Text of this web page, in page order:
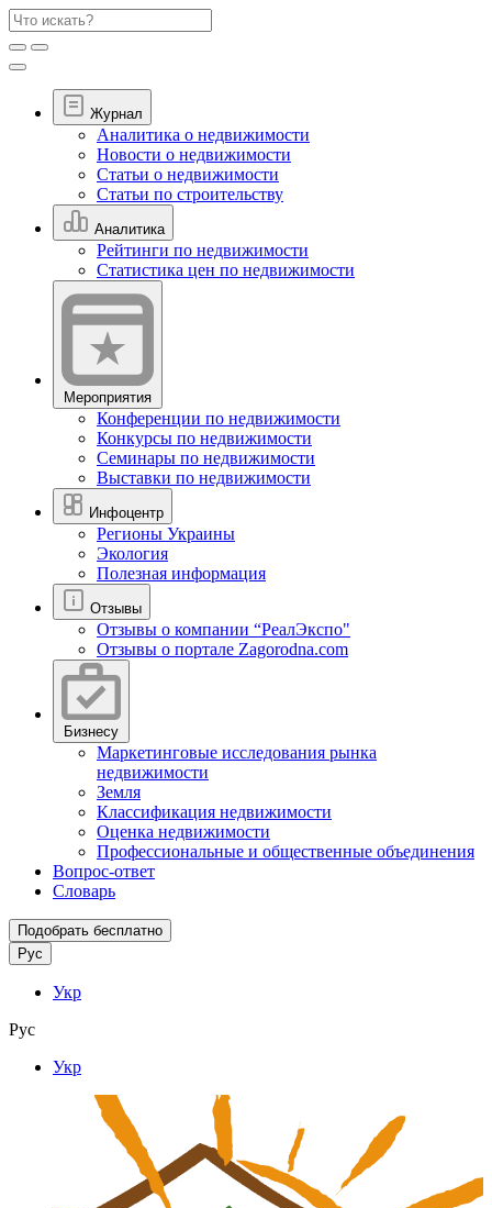
Журнал
Аналитика о недвижимости
Новости о недвижимости
Статьи о недвижимости
Статьи по строительству
Аналитика
Рейтинги по недвижимости
Статистика цен по недвижимости
Мероприятия
Конференции по недвижимости
Конкурсы по недвижимости
Семинары по недвижимости
Выставки по недвижимости
Инфоцентр
Регионы Украины
Экология
Полезная информация
Отзывы
Отзывы о компании “РеалЭкспо"
Отзывы о портале Zagorodna.com
Бизнесу
Маркетинговые исследования рынка
недвижимости
Земля
Классификация недвижимости
Оценка недвижимости
Профессиональные и общественные объединения
Вопрос-ответ
Словарь
Подобрать бесплатно
Рус
Укр
Рус
Укр